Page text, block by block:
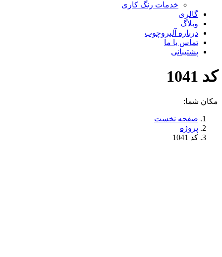
خدمات رنگ کاری
گالری
وبلاگ
درباره آلبروچوب
تماس با ما
پشتیبانی
کد 1041
مکان شما:
صفحه نخست
پروژه
کد 1041